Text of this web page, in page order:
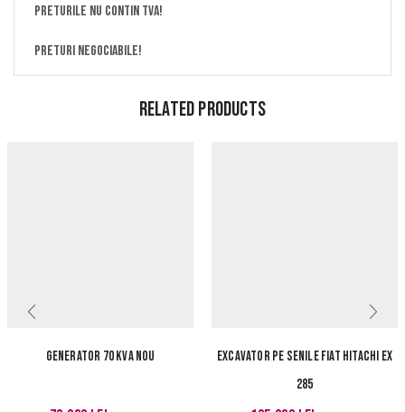
Preturile nu contin TVA!
Preturi negociabile!
Related Products
Generator 70 kva nou
Excavator pe senile Fiat Hitachi Ex
285